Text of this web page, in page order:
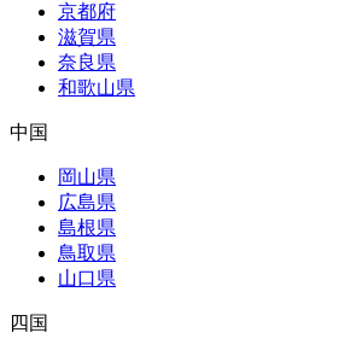
京都府
滋賀県
奈良県
和歌山県
中国
岡山県
広島県
島根県
鳥取県
山口県
四国